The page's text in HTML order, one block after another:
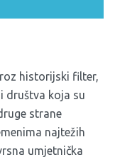
historijski filter,
društva koja su
strane
najtežih
umjetnička